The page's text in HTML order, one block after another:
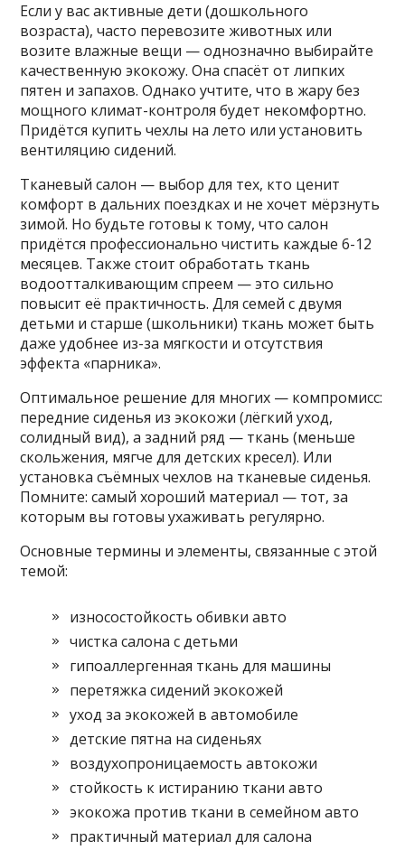
Если у вас активные дети (дошкольного
возраста), часто перевозите животных или
возите влажные вещи — однозначно выбирайте
качественную экокожу. Она спасёт от липких
пятен и запахов. Однако учтите, что в жару без
мощного климат-контроля будет некомфортно.
Придётся купить чехлы на лето или установить
вентиляцию сидений.
Тканевый салон — выбор для тех, кто ценит
комфорт в дальних поездках и не хочет мёрзнуть
зимой. Но будьте готовы к тому, что салон
придётся профессионально чистить каждые 6-12
месяцев. Также стоит обработать ткань
водоотталкивающим спреем — это сильно
повысит её практичность. Для семей с двумя
детьми и старше (школьники) ткань может быть
даже удобнее из-за мягкости и отсутствия
эффекта «парника».
Оптимальное решение для многих — компромисс:
передние сиденья из экокожи (лёгкий уход,
солидный вид), а задний ряд — ткань (меньше
скольжения, мягче для детских кресел). Или
установка съёмных чехлов на тканевые сиденья.
Помните: самый хороший материал — тот, за
которым вы готовы ухаживать регулярно.
Основные термины и элементы, связанные с этой
темой:
износостойкость обивки авто
чистка салона с детьми
гипоаллергенная ткань для машины
перетяжка сидений экокожей
уход за экокожей в автомобиле
детские пятна на сиденьях
воздухопроницаемость автокожи
стойкость к истиранию ткани авто
экокожа против ткани в семейном авто
практичный материал для салона